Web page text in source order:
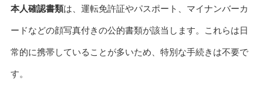
本人確認書類は、運転免許証やパスポート、マイナンバーカ
ードなどの顔写真付きの公的書類が該当します。これらは日
常的に携帯していることが多いため、特別な手続きは不要で
す。